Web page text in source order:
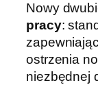
K
T
S
M
k
Nowy
pracy:
ostrzenia
niezbędnej